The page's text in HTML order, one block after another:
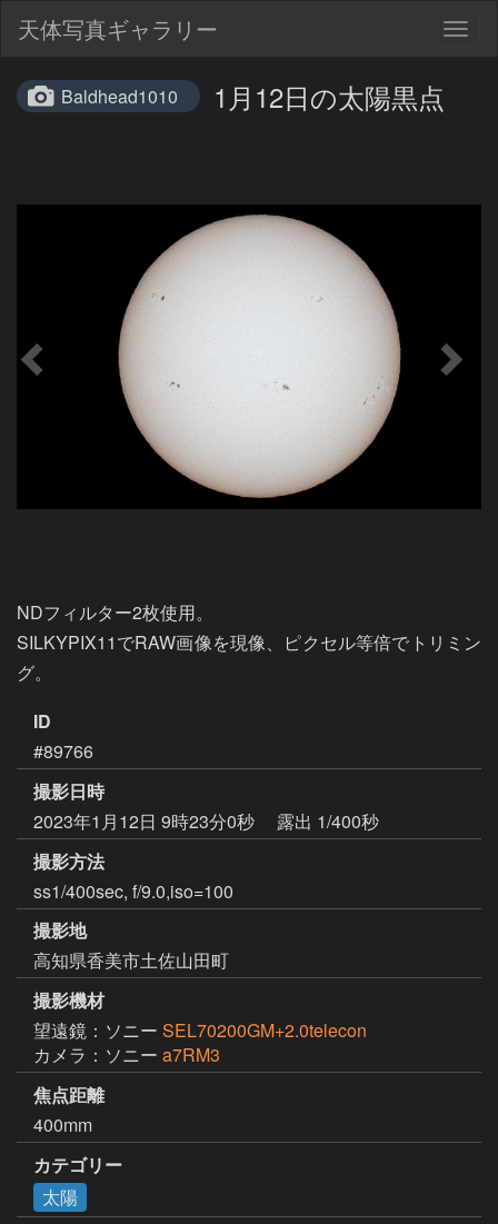
天体写真ギャラリー
Baldhead1010 1月12日の太陽黒点
NDフィルター2枚使用。
SILKYPIX11でRAW画像を現像、ピクセル等倍でトリミン
グ。
ID
#89766
撮影日時
2023年1月12日 9時23分0秒
露出 1/400秒
撮影方法
ss1/400sec, f/9.0,iso=100
撮影地
高知県香美市土佐山田町
撮影機材
望遠鏡：ソニー SEL70200GM+2.0telecon
カメラ：ソニー a7RM3
焦点距離
400mm
カテゴリー
太陽